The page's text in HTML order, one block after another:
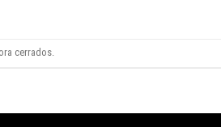
cerrados.